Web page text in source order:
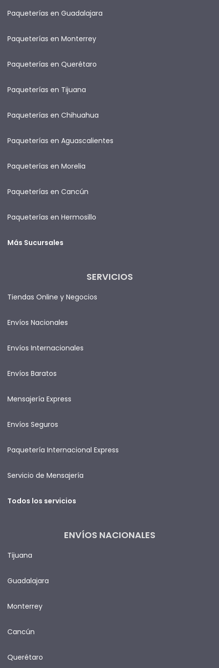
Paqueterías en Guadalajara
Paqueterías en Monterrey
Paqueterías en Querétaro
Paqueterías en Tijuana
Paqueterías en Chihuahua
Paqueterías en Aguascalientes
Paqueterías en Morelia
Paqueterías en Cancún
Paqueterías en Hermosillo
Más Sucursales
SERVICIOS
Tiendas Online y Negocios
Envíos Nacionales
Envíos Internacionales
Envíos Baratos
Mensajería Express
Envíos Seguros
Paquetería Internacional Express
Servicio de Mensajería
Todos los servicios
ENVÍOS NACIONALES
Tijuana
Guadalajara
Monterrey
Cancún
Querétaro